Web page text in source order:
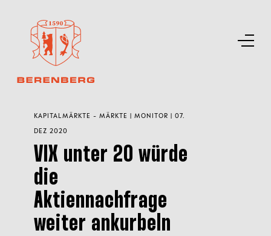
KAPITALMÄRKTE - MÄRKTE | MONITOR | 07.
DEZ 2020
VIX unter 20 würde
die
Aktiennachfrage
weiter ankurbeln